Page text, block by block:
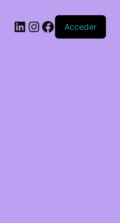
LinkedIn
Instagram
Facebook
Acceder